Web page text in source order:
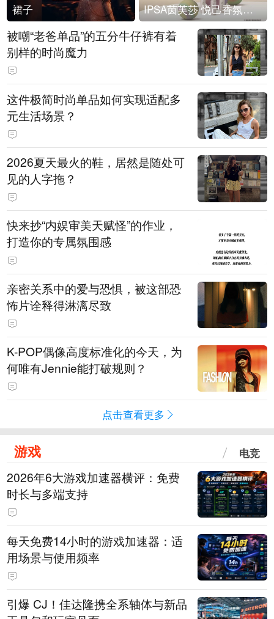
裙子 IPSA茵芙莎 悦己香氛凝露上市
被嘲“老爸单品”的五分牛仔裤有着
别样的时尚魔力
这件极简时尚单品如何实现适配多
元生活场景？
2026夏天最火的鞋，居然是随处可
见的人字拖？
快来抄“内娱审美天赋怪”的作业，
打造你的专属氛围感
亲密关系中的爱与恐惧，被这部恐
怖片诠释得淋漓尽致
K-POP偶像高度标准化的今天，为
何唯有Jennie能打破规则？
点击查看更多
游戏 电竞
2026年6大游戏加速器横评：免费
时长与多端支持
每天免费14小时的游戏加速器：适
用场景与使用频率
引爆 CJ！佳达隆携全系轴体与新品